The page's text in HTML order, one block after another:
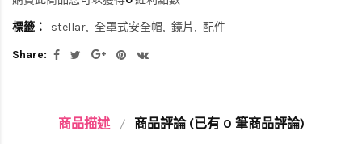
標籤：
stellar 全罩式安全帽 鏡片
配件
Share:
商品描述 商品評論 (已有 0 筆商品評論)